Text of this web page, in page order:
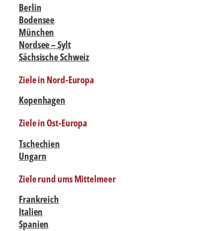
Berlin
Bodensee
München
Nordsee – Sylt
Sächsische Schweiz
Ziele in Nord-Europa
Kopenhagen
Ziele in Ost-Europa
Tschechien
Ungarn
Ziele rund ums Mittelmeer
Frankreich
Italien
Spanien